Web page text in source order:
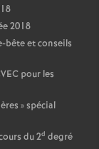
2018
bête et conseils
pour les
» spécial
du 2d degré